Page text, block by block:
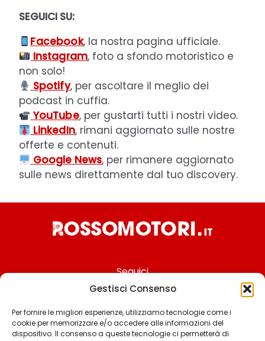
Gestisci Consenso
Per fornire le migliori esperienze, utilizziamo tecnologie come i
cookie per memorizzare e/o accedere alle informazioni del
dispositivo. Il consenso a queste tecnologie ci permetterà di
SEGUICI SU:
Facebook, la nostra pagina ufficiale.
Instagram, foto a sfondo motoristico e
non solo!
Spotify, per ascoltare il meglio dei
podcast in cuffia.
YouTube, per gustarti tutti i nostri video.
LinkedIn, rimani aggiornato sulle nostre
offerte e contenuti.
Google News, per rimanere aggiornato
sulle news direttamente dal tuo discovery.
Seguici
Chi siamo